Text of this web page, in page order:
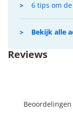
6 tips om
Bekijk alle
Reviews